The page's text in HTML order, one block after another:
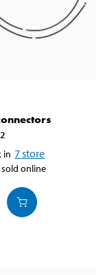
in 7store
online